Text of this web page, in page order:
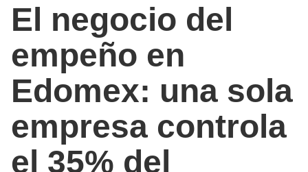
El negocio del
empeño en
Edomex: una sola
empresa controla
el 35% del